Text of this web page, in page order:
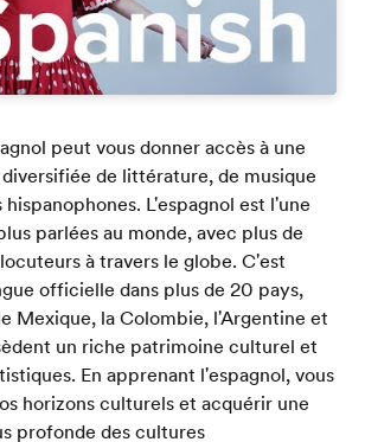
peut vous donner accès à une
de littérature, de musique
L'espagnol est l'une
parlées au monde, avec plus de
à travers le globe. C'est
officielle dans plus de 20 pays,
Mexique, la Colombie, l'Argentine et
un riche patrimoine culturel et
En apprenant l'espagnol, vous
horizons culturels et acquérir une
profonde des cultures